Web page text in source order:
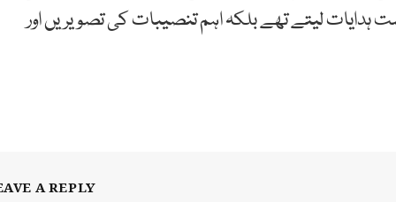
ہدایات لیتے تھے بلکہ اہم تنصیبات کی تصویریں اور
A REPLY